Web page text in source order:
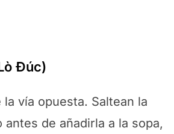
Đúc)
vía opuesta. Saltean la
de añadirla a la sopa,